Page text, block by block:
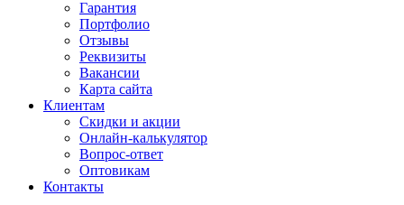
Гарантия
Портфолио
Отзывы
Реквизиты
Вакансии
Карта сайта
Клиентам
Скидки и акции
Онлайн-калькулятор
Вопрос-ответ
Оптовикам
Контакты